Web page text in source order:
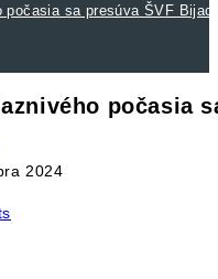
počasia sa presúva ŠVF
počasia
2024